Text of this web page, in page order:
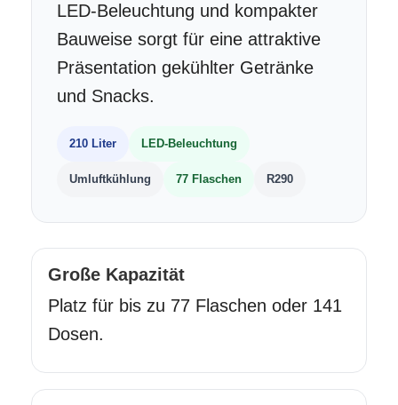
LED-Beleuchtung und kompakter
Bauweise sorgt für eine attraktive
Präsentation gekühlter Getränke
und Snacks.
210 Liter LED-Beleuchtung
Umluftkühlung 77 Flaschen R290
Große Kapazität
Platz für bis zu 77 Flaschen oder 141
Dosen.